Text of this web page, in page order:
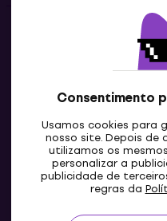
Consentimento
Usamos cookies para
nosso site. Depois
utilizamos os
personalizar a
publicidade de
regras da